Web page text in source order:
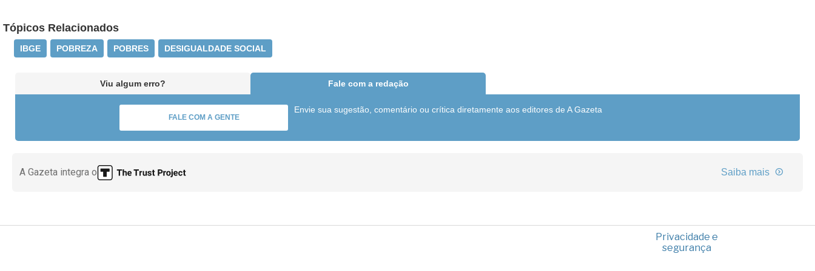
Tópicos Relacionados
IBGE POBREZA POBRES DESIGUALDADE SOCIAL
Viu algum erro? Fale com a redação
FALE COM A GENTE
Envie sua sugestão, comentário ou crítica diretamente aos editores de A Gazeta
A Gazeta integra o Saiba mais
Privacidade e
segurança